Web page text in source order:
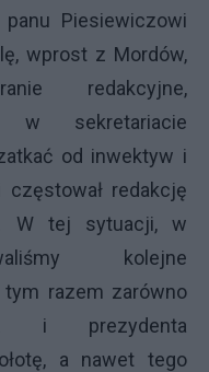
Piesiewiczowi
wprost z Mordów,
redakcyjne,
w sekretariacie
od inwektyw i
redakcję
W tej sytuacji, w
kolejne
razem zarówno
i prezydenta
a nawet tego